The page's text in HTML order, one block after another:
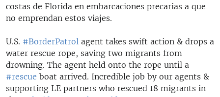
costas de Florida en embarcaciones precarias a que
no emprendan estos viajes.
U.S. #BorderPatrol agent takes swift action & drops a
water rescue rope, saving two migrants from
drowning. The agent held onto the rope until a
#rescue boat arrived. Incredible job by our agents &
supporting LE partners who rescued 18 migrants in